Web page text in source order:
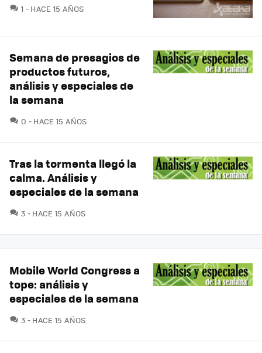
1 COMENTARIOS
HACE 15 AÑOS
Semana de presagios de
productos futuros,
análisis y especiales de
la semana
0 COMENTARIOS
HACE 15 AÑOS
Tras la tormenta llegó la
calma. Análisis y
especiales de la semana
3 COMENTARIOS
HACE 15 AÑOS
Mobile World Congress a
tope: análisis y
especiales de la semana
3 COMENTARIOS
HACE 15 AÑOS